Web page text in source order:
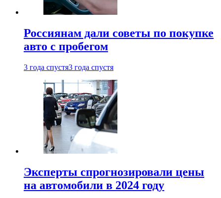
Россиянам дали советы по покупке
авто с пробегом
3 года спустя3 года спустя
Эксперты спрогнозировали цены
на автомобили в 2024 году